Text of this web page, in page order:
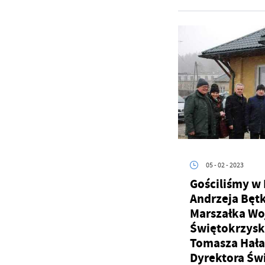
05 - 02 - 2023
Gościliśmy w
Andrzeja
Marszałka
Tomasza
Dyrektora